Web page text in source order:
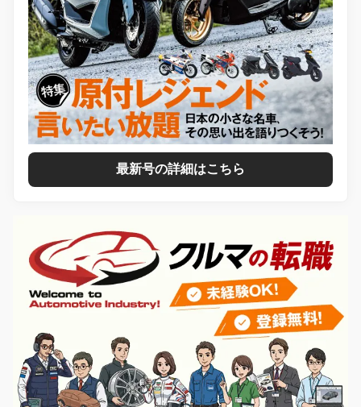
最新号の詳細はこちら